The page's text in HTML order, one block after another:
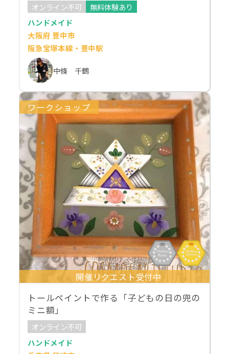
オンライン不可
無料体験あり
ハンドメイド
大阪府 豊中市
阪急宝塚本線・豊中駅
中條 千鶴
ワークショップ
開催リクエスト受付中
トールペイントで作る「子どもの日の兜の
ミニ額」
オンライン不可
ハンドメイド